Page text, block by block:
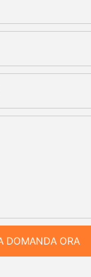
DOMANDA ORA